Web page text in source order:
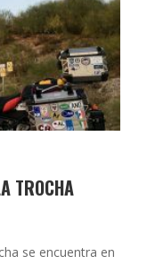
TROCHA
se encuentra en